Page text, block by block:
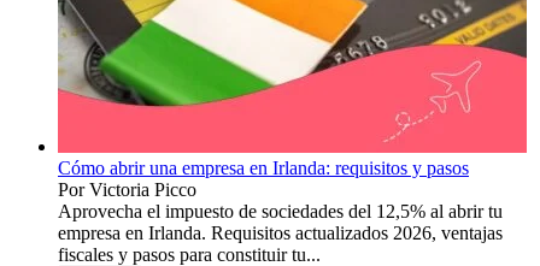
Cómo abrir una empresa en Irlanda: requisitos y pasos
Por Victoria Picco
Aprovecha el impuesto de sociedades del 12,5% al abrir tu
empresa en Irlanda. Requisitos actualizados 2026, ventajas
fiscales y pasos para constituir tu...